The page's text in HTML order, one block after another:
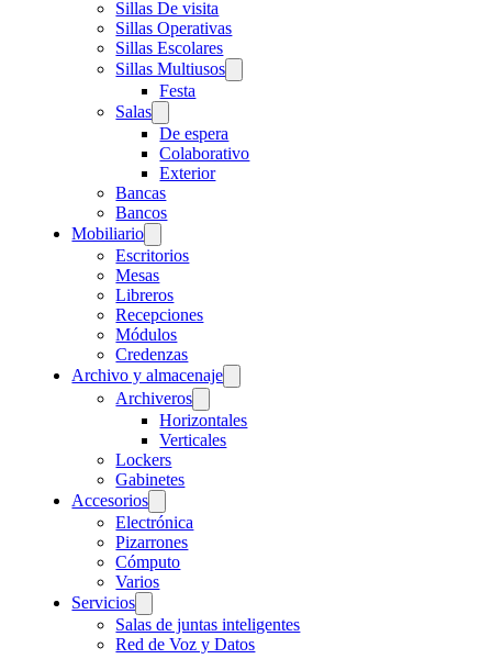
Sillas De visita
Sillas Operativas
Sillas Escolares
Sillas Multiusos
Festa
Salas
De espera
Colaborativo
Exterior
Bancas
Bancos
Mobiliario
Escritorios
Mesas
Libreros
Recepciones
Módulos
Credenzas
Archivo y almacenaje
Archiveros
Horizontales
Verticales
Lockers
Gabinetes
Accesorios
Electrónica
Pizarrones
Cómputo
Varios
Servicios
Salas de juntas inteligentes
Red de Voz y Datos